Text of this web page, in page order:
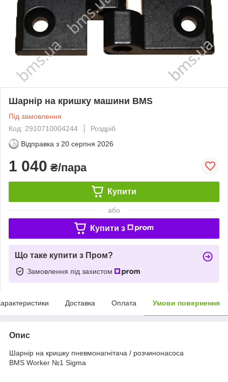
Шарнір на кришку машини BMS
Під замовлення
Код: 2910710004244
Роздріб
Відправка з 20 серпня 2026
1 040 ₴/пара
Купити
або
Купити з
Що таке купити з Пром?
Замовлення під захистом
Доставка Оплата Умови повернення
Опис
Шарнір на кришку пневмонагнітача / розчинонасоса
BMS Worker №1 Sigma